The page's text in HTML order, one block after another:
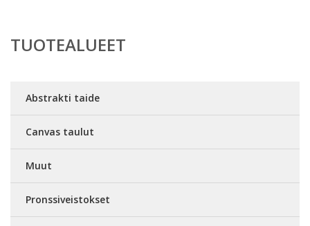
TUOTEALUEET
Abstrakti taide
Canvas taulut
Muut
Pronssiveistokset